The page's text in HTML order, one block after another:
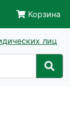
Корзина
лиц